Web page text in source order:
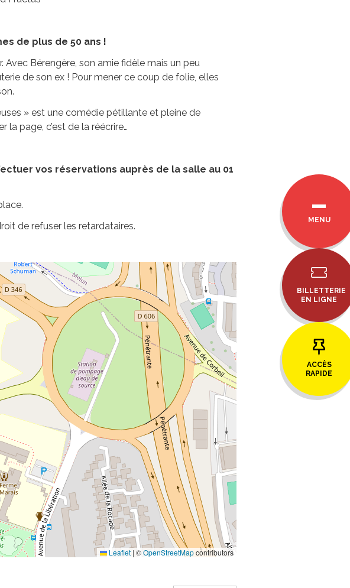
de plus de 50 ans !
Avec Bérengère, son amie fidèle mais un peu
de son ex ! Pour mener ce coup de folie, elles
» est une comédie pétillante et pleine de
page, c’est de la réécrire…
vos réservations auprès de la salle au 01
de refuser les retardataires.
Leaflet | ©OpenStreetMapcontributors
MENU
BILLETTERIE
EN LIGNE
ACCÈS
RAPIDE